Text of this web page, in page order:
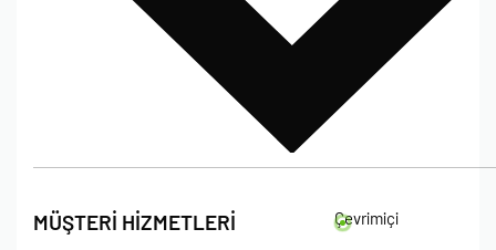
Çerez Politikası
MÜŞTERİ HİZMETLERİ Çevrimiçi